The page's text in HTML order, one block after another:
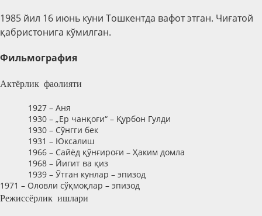
1985 йил 16 июнь куни Тошкентда вафот этган. Чиғатой
қабристонига кўмилган.
Фильмография
Актёрлик фаолияти
1927 – Аня
1930 – „Ер чанқоғи“ – Қурбон Гулди
1930 – Сўнгги бек
1931 – Юксалиш
1966 – Сайёд қўнғироғи – Ҳаким домла
1968 – Йигит ва қиз
1939 – Ўтган кунлар – эпизод
1971 – Оловли сўқмоқлар – эпизод
Режиссёрлик ишлари